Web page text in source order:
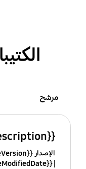
مرشح
{{file.description}}
الإصدار {{file.fileVersion}}
{{file.fileModifiedDate}}